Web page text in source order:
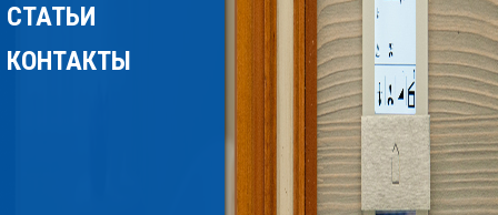
СТАТЬИ
КОНТАКТЫ